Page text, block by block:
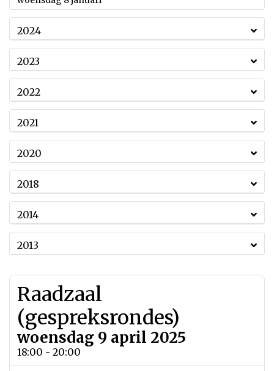
2024
2023
2022
2021
2020
2018
2014
2013
Raadzaal
(gespreksrondes)
woensdag 9 april 2025
18:00 - 20:00